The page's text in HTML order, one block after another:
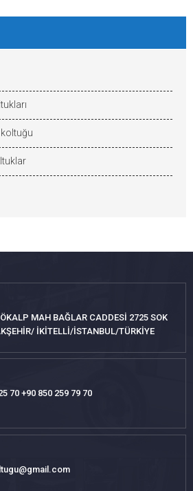
MAH BAĞLAR CADDESİ 2725 SOK
İKİTELLİ/İSTANBUL/TÜRKİYE
70 +90 850 259 79 70